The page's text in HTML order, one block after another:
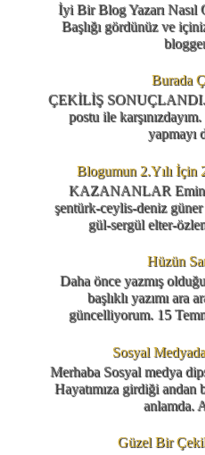
İyi Bir Blog Yazarı Nasıl
Başlığı gördünüz ve
Burada
ÇEKİLİŞ SONUÇLANDI.
postu ile
yapmayı
Blogumun 2.Yılı İçin
KAZANANLAR
şentürk-ceylis-deniz
gül-sergül elter-
Hüzün
Daha önce yazmış
başlıklı yazımı ara
güncelliyorum. 15
Sosyal
Merhaba Sosyal medya
Hayatımıza girdiği andan
anlamda.
Güzel Bir